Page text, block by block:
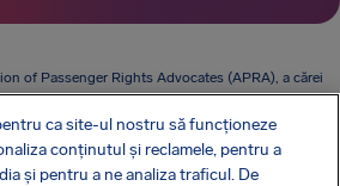
of Passenger Rights Advocates (APRA), a cărei
protejeze drepturile pasagerilor.
AIRHELP A APĂRUT ÎN:
ca site-ul nostru să funcționeze
conținutul și reclamele, pentru a
și pentru a ne analiza traficul. De